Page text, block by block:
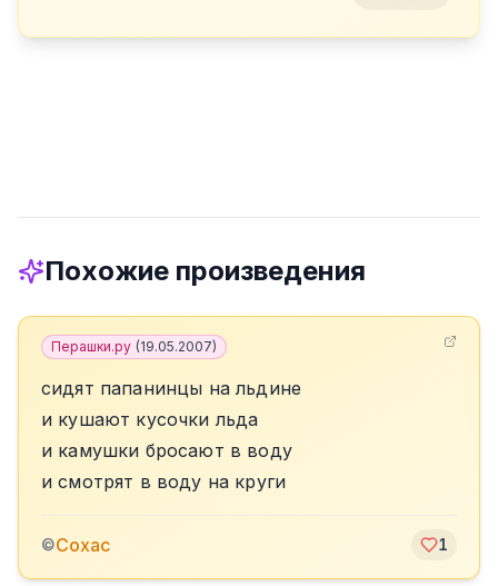
Похожие произведения
Перашки.ру (19.05.2007)
сидят папанинцы на льдине
и кушают кусочки льда
и камушки бросают в воду
и смотрят в воду на круги
©Сохас 1